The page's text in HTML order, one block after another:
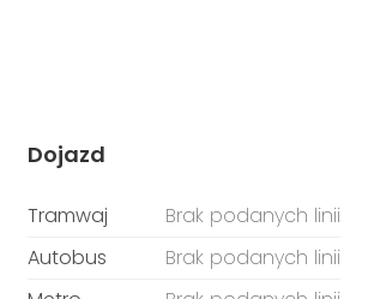
Dojazd
Tramwaj
Brak podanych linii
Autobus
Brak podanych linii